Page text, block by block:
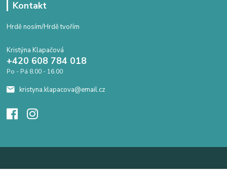
Kontakt
Hrdě nosím/Hrdě tvořím
Kristýna Klapačová
+420 608 784 018
Po - Pá 8.00 - 16.00
kristyna.klapacova@email.cz